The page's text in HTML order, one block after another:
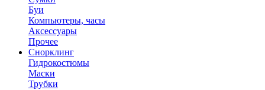
Буи
Компьютеры, часы
Аксессуары
Прочее
Снорклинг
Гидрокостюмы
Маски
Трубки